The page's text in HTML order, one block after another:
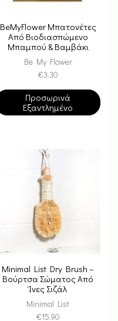
BeMyFlower Μπατονέτες
Από Βιοδιασπώμενο
Μπαμπού & Βαμβάκι
Be My Flower
€3.30
Προσωρινά
Εξαντλημένο
Minimal List Dry Brush –
Βούρτσα Σώματος Από
Ίνες Σιζάλ
Minimal List
€15.90